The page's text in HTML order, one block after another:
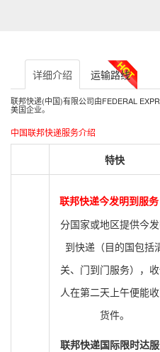
详细介绍 运输路线
联邦快递(中国)有限公司由FEDERAL
美国企业。
中国联邦快递服务介绍
特快
联邦快递今发明到服务
分国家或地区提供今
到快递（目的国包括
关、门到门服务），
人在第二天上午便能
货件。
联邦快递国际限时达